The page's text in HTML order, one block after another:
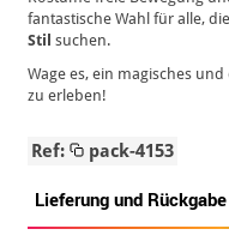
fantastische Wahl für alle,
Stil suchen.
Wage es, ein magisches
zu erleben!
Ref: pack-4153
Lieferung und Rückgabe